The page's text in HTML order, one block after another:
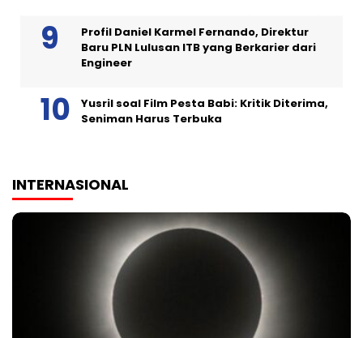
Profil Daniel Karmel Fernando, Direktur
Baru PLN Lulusan ITB yang Berkarier dari
Engineer
Yusril soal Film Pesta Babi: Kritik Diterima,
Seniman Harus Terbuka
INTERNASIONAL